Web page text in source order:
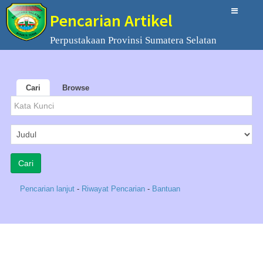
Pencarian Artikel
Perpustakaan Provinsi Sumatera Selatan
Cari Browse
Pencarian lanjut - Riwayat Pencarian - Bantuan